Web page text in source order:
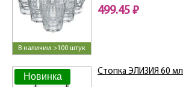
В наличии >100 штук
499.45 ₽
Новинка Стопка ЭЛИЗИЯ 60 мл